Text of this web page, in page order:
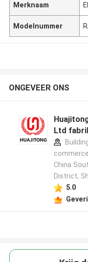
Merknaam
Modelnummer
ONGEVEER ONS
Ltd
China
District,
5.0